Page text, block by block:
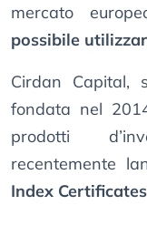
mercato
possibile
Cirdan Capital,
fondata nel
prodotti
recentemente
Index Certificates